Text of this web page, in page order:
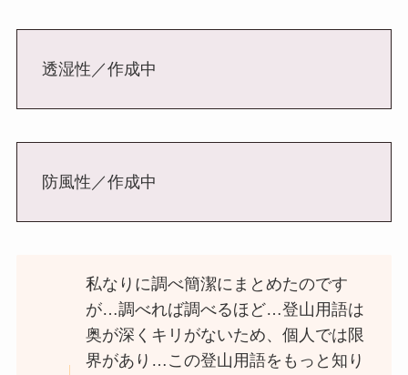
透湿性／作成中
防風性／作成中
私なりに調べ簡潔にまとめたのです
が…調べれば調べるほど…登山用語は
奥が深くキリがないため、個人では限
界があり…この登山用語をもっと知り